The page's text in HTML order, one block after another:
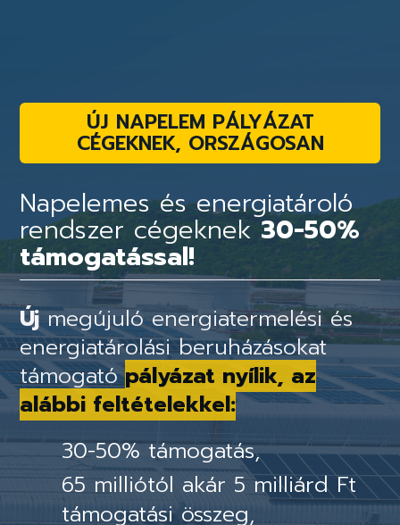
ÚJ NAPELEM PÁLYÁZAT
CÉGEKNEK, ORSZÁGOSAN
Napelemes és energiatároló
rendszer cégeknek30-50%
támogatással!
Újmegújuló energiatermelési és
energiatárolási beruházásokat
támogató pályázat nyílik, az
alábbi feltételekkel:
30-50% támogatás,
65 milliótól akár 5 milliárd Ft
támogatási összeg,